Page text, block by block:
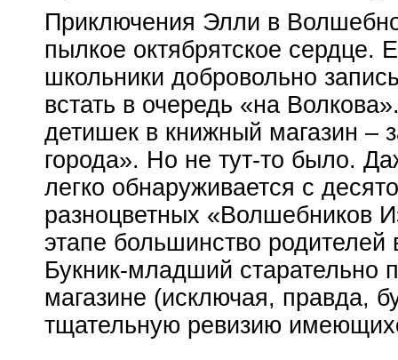
Приключения Элли в
пылкое октябрятское сердце.
школьники добровольно
встать в очередь «на
детишек в книжный магазин –
города». Но не тут-то было.
легко обнаруживается с
разноцветных «Волшебников
этапе большинство
Букник-младший старательно
магазине (исключая, правда,
тщательную ревизию